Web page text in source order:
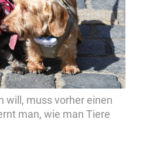
will, muss vorher einen
man, wie man Tiere